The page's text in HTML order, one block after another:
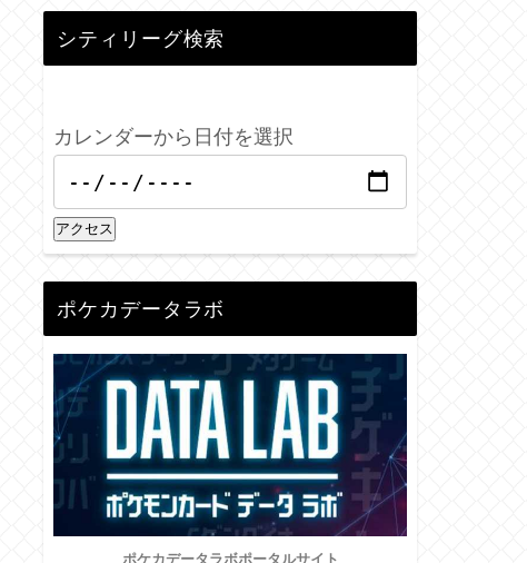
シティリーグ検索
カレンダーから日付を選択
アクセス
ポケカデータラボ
ポケカデータラボポータルサイト